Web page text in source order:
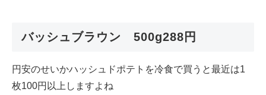
バッシュブラウン 500g288円
円安のせいかハッシュドポテトを冷食で買うと最近は1
枚100円以上しますよね